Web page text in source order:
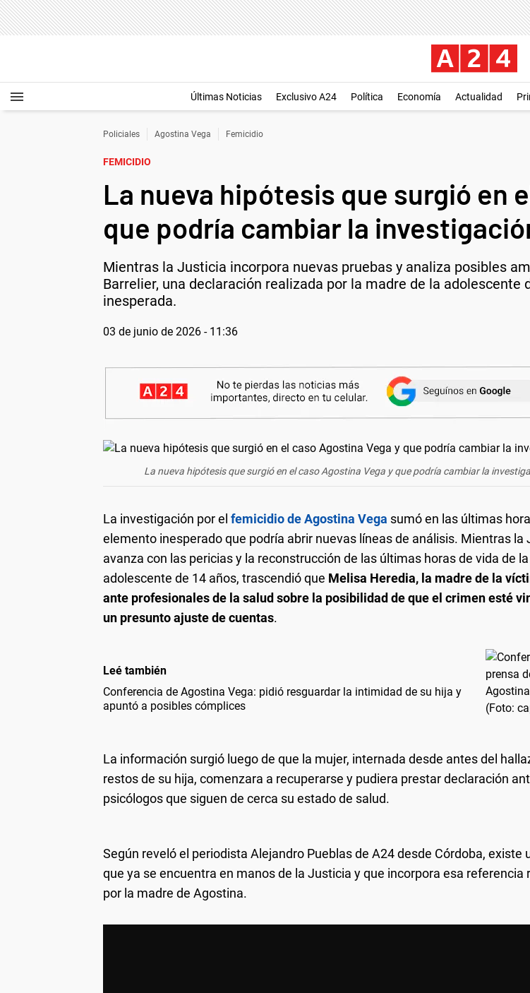
Últimas Noticias Exclusivo A24 Política Economía Actualidad
Policiales Agostina Vega Femicidio
FEMICIDIO
La nueva hipótesis que surgió en
que podría cambiar la
Mientras la Justicia incorpora nuevas pruebas y analiza posibles
Barrelier, una declaración realizada por la madre de la
inesperada.
03 de junio de 2026 - 11:36
La nueva hipótesis que surgió en el caso Agostina Vega y que podría cambiar la
La investigación por el femicidio de Agostina Vega sumó en las últimas
elemento inesperado que podría abrir nuevas líneas de análisis. Mientras la
avanza con las pericias y la reconstrucción de las últimas horas de vida de la
adolescente de 14 años, trascendió que Melisa Heredia, la madre de la
ante profesionales de la salud sobre la posibilidad de que el crimen esté
un presunto ajuste de cuentas.
Leé también
Conferencia de Agostina Vega: pidió resguardar la intimidad de su hija y
apuntó a posibles cómplices
La información surgió luego de que la mujer, internada desde antes del
restos de su hija, comenzara a recuperarse y pudiera prestar declaración
psicólogos que siguen de cerca su estado de salud.
Según reveló el periodista Alejandro Pueblas de A24 desde Córdoba, existe
que ya se encuentra en manos de la Justicia y que incorpora esa referencia
por la madre de Agostina.